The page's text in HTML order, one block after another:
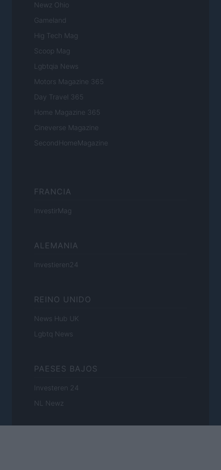
Newz Ohio
Gameland
Hig Tech Mag
Scoop Mag
Lgbtqia News
Motors Magazine 365
Day Travel 365
Home Magazine 365
Cineverse Magazine
SecondHomeMagazine
FRANCIA
InvestirMag
ALEMANIA
Investieren24
REINO UNIDO
News Hub UK
Lgbtq News
PAESES BAJOS
Investeren 24
NL Newz